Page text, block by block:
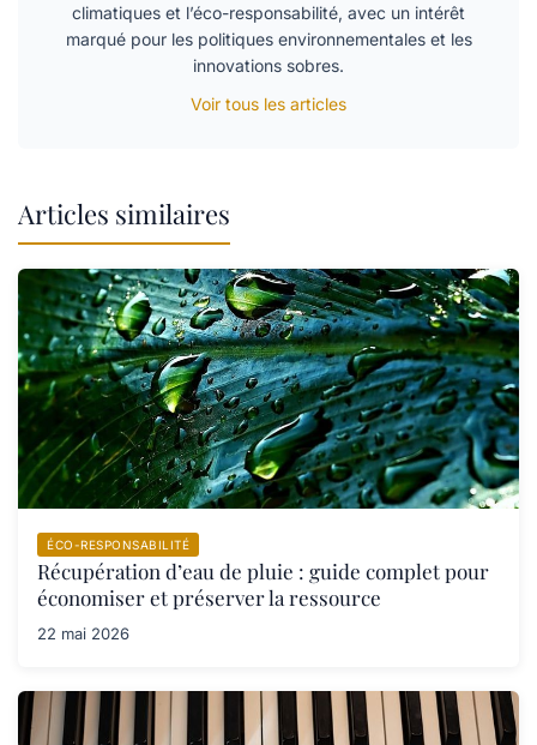
climatiques et l’éco-responsabilité, avec un intérêt
marqué pour les politiques environnementales et les
innovations sobres.
Voir tous les articles
Articles similaires
ÉCO-RESPONSABILITÉ
Récupération d’eau de pluie : guide complet pour
économiser et préserver la ressource
22 mai 2026